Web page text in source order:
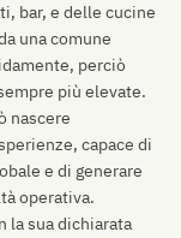
bar, e delle cucine
una comune
perciò
più elevate.
nascere
capace di
e di generare
operativa.
la sua dichiarata